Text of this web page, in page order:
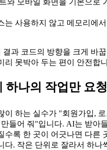
와 모바일 화면을 기본으로
는 사용하지 않고 메모리에
결과 코드의 방향을 크게 바
리 못박아 두는 편이 안전합
하나의 작업만 요
이 하는 실수가 "회원가입, 로
들어 줘"입니다. AI는 받아
수록 한 곳이 어긋나면 다른
다. 작은 단위로 잘라서 하나